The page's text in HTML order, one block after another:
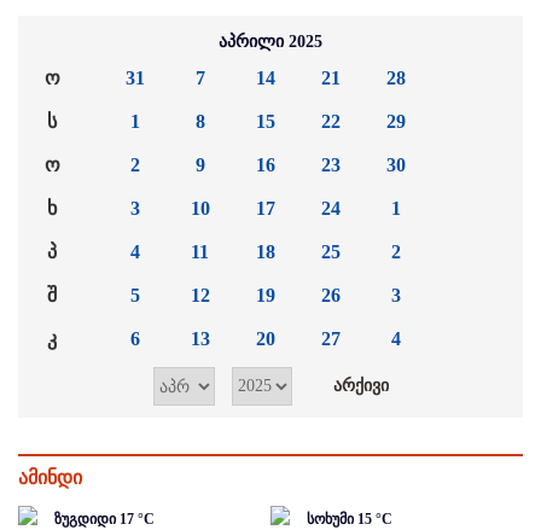
აპრილი 2025
ო
ს
ო
ხ
პ
შ
კ
31
1
2
3
4
5
6
7
8
9
10
11
12
13
14
15
16
17
18
19
20
21
22
23
24
25
26
27
28
29
30
1
2
3
4
ამინდი
ზუგდიდი 17 °C სოხუმი 15 °C